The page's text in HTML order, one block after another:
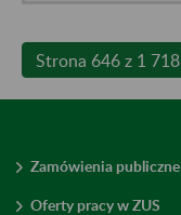
Strona 646 z 1 718
Zamówienia publiczne
Oferty pracy w ZUS